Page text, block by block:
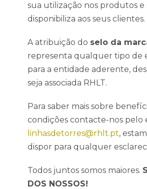
sua utilização nos produtos e
disponibiliza aos seus clientes.
A atribuição do selo da
representa qualquer tipo de
para a entidade aderente,
seja associada RHLT.
Para saber mais sobre
condições contacte-nos pelo
linhasdetorres@rhlt.pt,
dispor para qualquer
Todos juntos somos maiores.
DOS NOSSOS!